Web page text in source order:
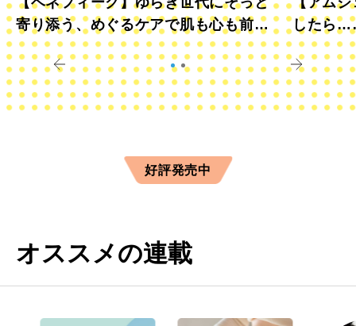
寄り添う、めぐるケアで肌も心も前向
きに
したら
すか？
好評発売中
オススメの連載